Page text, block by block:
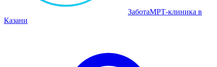
ЗаботаМРТ‑клиника в
Казани